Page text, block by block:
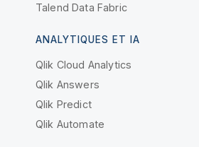
Talend Data Fabric
ANALYTIQUES ET IA
Qlik Cloud Analytics
Qlik Answers
Qlik Predict
Qlik Automate